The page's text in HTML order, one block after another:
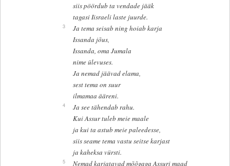
siis pöördub ta vendade jääk
tagasi Iisraeli laste juurde.
3
Ja tema seisab ning hoiab karja
Issanda jõus,
Issanda, oma Jumala
nime ülevuses.
Ja nemad jäävad elama,
sest tema on suur
ilmamaa ääreni.
4
Ja see tähendab rahu.
Kui Assur tuleb meie maale
ja kui ta astub meie paleedesse,
siis seame tema vastu seitse karjast
ja kaheksa vürsti.
5
Nemad karjatavad mõõgaga Assuri maad